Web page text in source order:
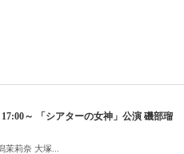
～ 「シアターの女神」公演 磯部瑠
茉莉奈 大塚...